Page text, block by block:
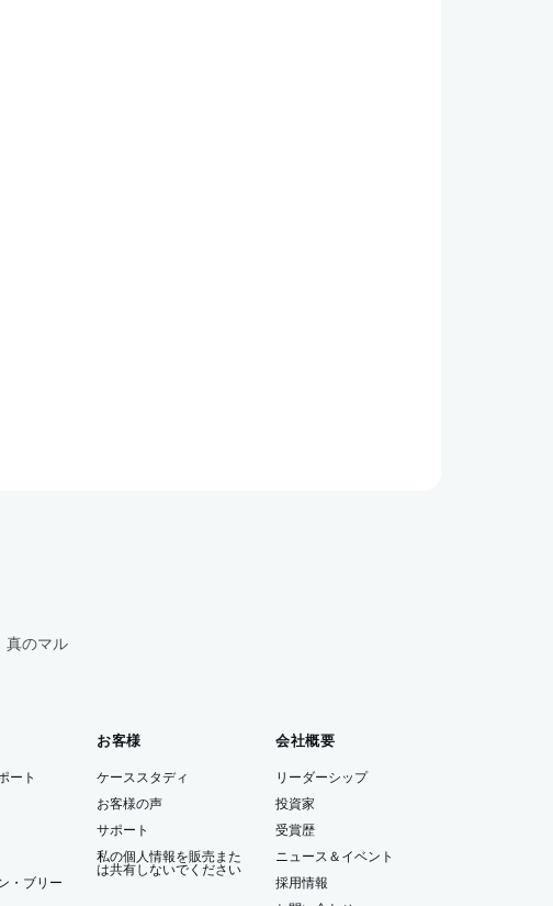
真のマル
ート
・ブリー
お客様
ケーススタディ
お客様の声
サポート
私の個人情報を販売また
は共有しないでください
会社概要
リーダーシップ
投資家
受賞歴
ニュース＆イベント
採用情報